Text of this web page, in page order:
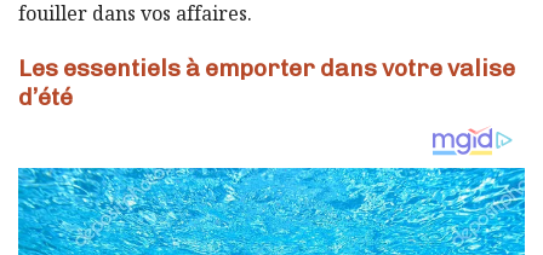
fouiller dans vos affaires.
Les essentiels à emporter dans votre valise
d’été